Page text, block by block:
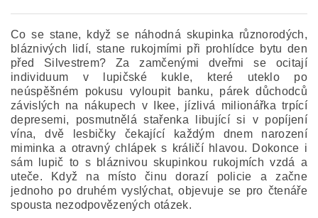
Co se stane, když se náhodná skupinka různorodých,
bláznivých lidí, stane rukojmími při prohlídce bytu den
před Silvestrem?Za zamčenými dveřmi se ocitají
individuum v lupičské kukle, které uteklo po
neúspěšném pokusu vyloupit banku, párek důchodců
závislých na nákupech v Ikee, jízlivá milionářka trpící
depresemi, posmutnělá stařenka libující si v popíjení
vína, dvě lesbičky čekající každým dnem narození
miminka a otravný chlápek s králičí hlavou. Dokonce i
sám lupič to s bláznivou skupinkou rukojmích vzdá a
uteče. Když na místo činu dorazí policie a začne
jednoho po druhém vyslýchat, objevuje se pro čtenáře
spousta nezodpovězených otázek.